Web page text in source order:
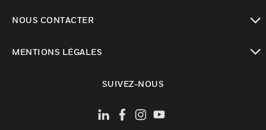
NOUS CONTACTER
MENTIONS LÉGALES
SUIVEZ-NOUS